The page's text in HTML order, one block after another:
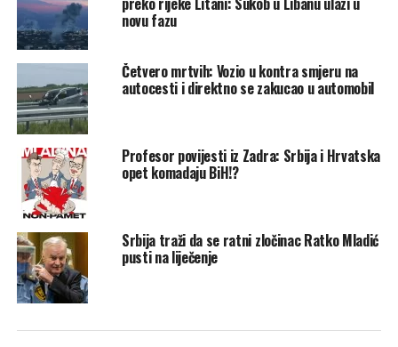
jedinicama omogućiti pristup najnaprednijim digitalnim
alatima, što će povećati situacionu svijest, znatno skratiti
proces donošenja odluke i vrijeme za dejstvo uz
opremanje savremenim naoružanjem i vojnom opremom.
Vojsku Srbije će učiniti operativnijom i ubojitijom”, rekao je
Mojsilović.
Izjave prvog čovjeka Vojske Srbije i predsjednika Srbije
poklapaju se sa saopštenjem Izraela s kojim vojna
industrija Srbije ima vrlo usku saradnju.
Klix
Share
novu fazu
Četvero mrtvih: Vozio u kontra smjeru na
autocesti i direktno se zakucao u automobil
Profesor povijesti iz Zadra: Srbija i Hrvatska
opet komadaju BiH!?
Srbija traži da se ratni zločinac Ratko Mladić
pusti na liječenje